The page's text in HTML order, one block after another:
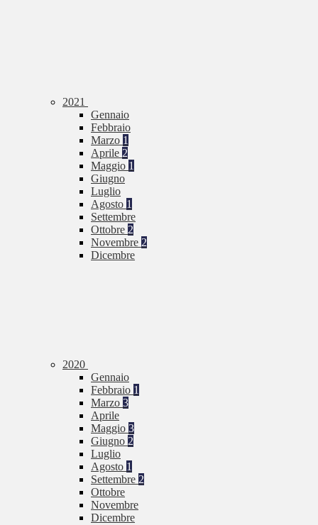
2021
Gennaio
Febbraio
Marzo 1
Aprile 2
Maggio 1
Giugno
Luglio
Agosto 1
Settembre
Ottobre 2
Novembre 2
Dicembre
2020
Gennaio
Febbraio 1
Marzo 3
Aprile
Maggio 3
Giugno 2
Luglio
Agosto 1
Settembre 2
Ottobre
Novembre
Dicembre